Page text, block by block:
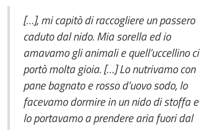
[…], mi capitò di raccogliere un passero
caduto dal nido. Mia sorella ed io
amavamo gli animali e quell’uccellino ci
portò molta gioia. […] Lo nutrivamo con
pane bagnato e rosso d’uovo sodo, lo
facevamo dormire in un nido di stoffa e
lo portavamo a prendere aria fuori dal